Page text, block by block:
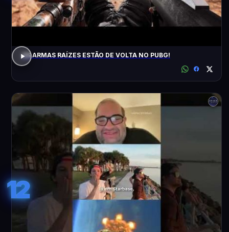
AS ARMAS RAÍZES ESTÃO DE VOLTA NO PUBG!
12